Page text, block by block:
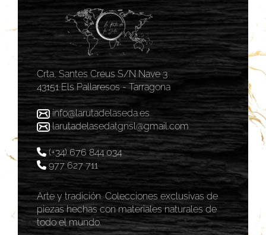
Crta, Santes Creus S/N Nave 3
43151 Els Pallaresos - Tarragona
info@larutadelaseda.es
larutadelasedatgnsl@gmail.com
(+34) 676 844 034
977 627 711
Arte y tradición. Colecciones exclusivas de
piezas hechas con materiales naturales de
todo el mundo.